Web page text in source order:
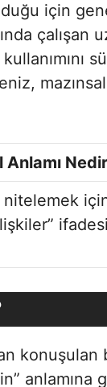
için
çalışan
Anlamı